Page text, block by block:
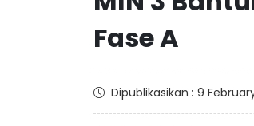
Fase A
Dipublikasikan : 9